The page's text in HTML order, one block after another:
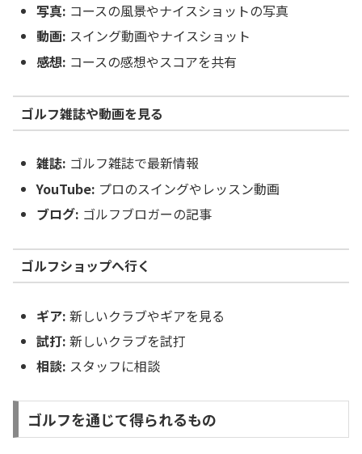
写真: コースの風景やナイスショットの写真
動画: スイング動画やナイスショット
感想: コースの感想やスコアを共有
ゴルフ雑誌や動画を見る
雑誌: ゴルフ雑誌で最新情報
YouTube: プロのスイングやレッスン動画
ブログ: ゴルフブロガーの記事
ゴルフショップへ行く
ギア: 新しいクラブやギアを見る
試打: 新しいクラブを試打
相談: スタッフに相談
ゴルフを通じて得られるもの